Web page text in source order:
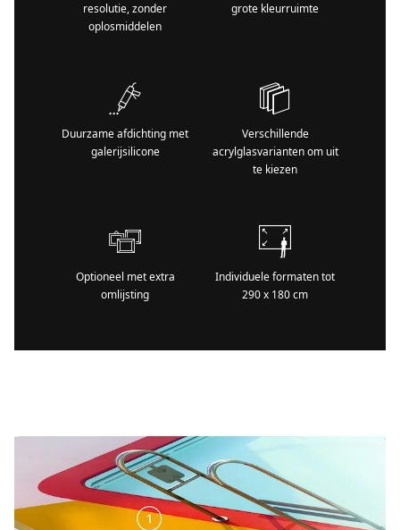
resolutie, zonder
oplosmiddelen
grote kleurruimte
Duurzame afdichting met
galerijsilicone
Verschillende
acrylglasvarianten om uit
te kiezen
Optioneel met extra
omlijsting
Individuele formaten tot
290 x 180 cm